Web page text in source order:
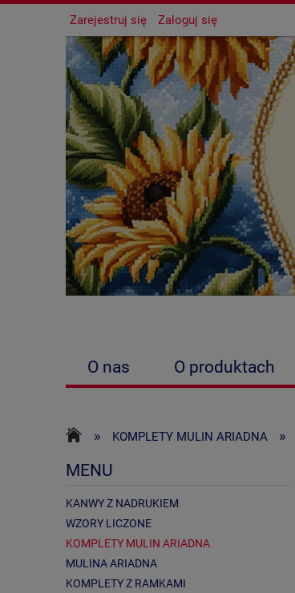
Zarejestruj się Zaloguj się
O nas O produktach
» KOMPLETY MULIN ARIADNA »
MENU
KANWY Z NADRUKIEM
WZORY LICZONE
KOMPLETY MULIN ARIADNA
MULINA ARIADNA
KOMPLETY Z RAMKAMI